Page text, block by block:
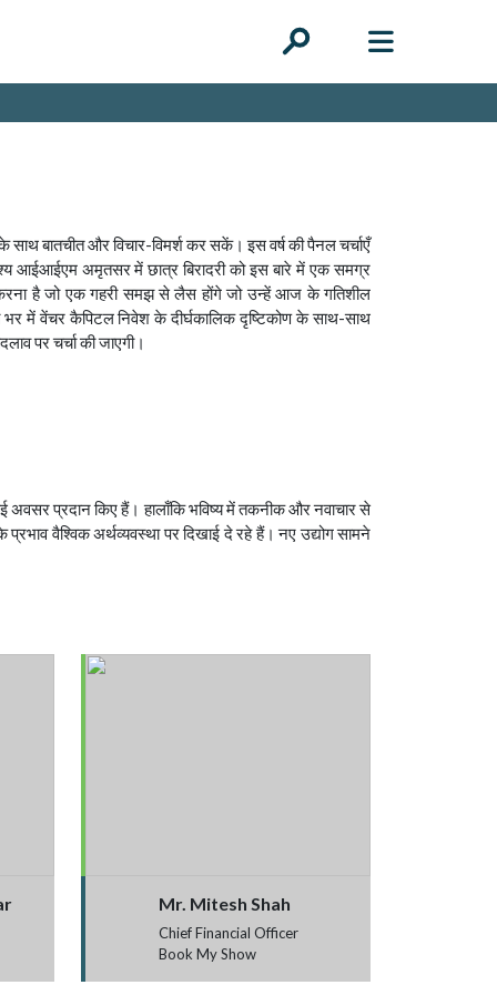
साथ बातचीत और विचार-विमर्श कर सकें। इस वर्ष की पैनल चर्चाएँ
आईआईएम अमृतसर में छात्र बिरादरी को इस बारे में एक समग्र
करना है जो एक गहरी समझ से लैस होंगे जो उन्हें आज के गतिशील
भर में वेंचर कैपिटल निवेश के दीर्घकालिक दृष्टिकोण के साथ-साथ
पर चर्चा की जाएगी।
अवसर प्रदान किए हैं। हालाँकि भविष्य में तकनीक और नवाचार से
वैश्विक अर्थव्यवस्था पर दिखाई दे रहे हैं। नए उद्योग सामने
Mr. Mitesh Shah
Chief Financial Officer
Book My Show